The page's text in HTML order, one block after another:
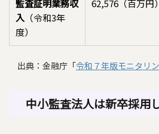
監査証明業務収
入 （令和3年
度）
62,576（百万円）
出典：金融庁「令和７年版モニタリ
中小監査法人は新卒採用